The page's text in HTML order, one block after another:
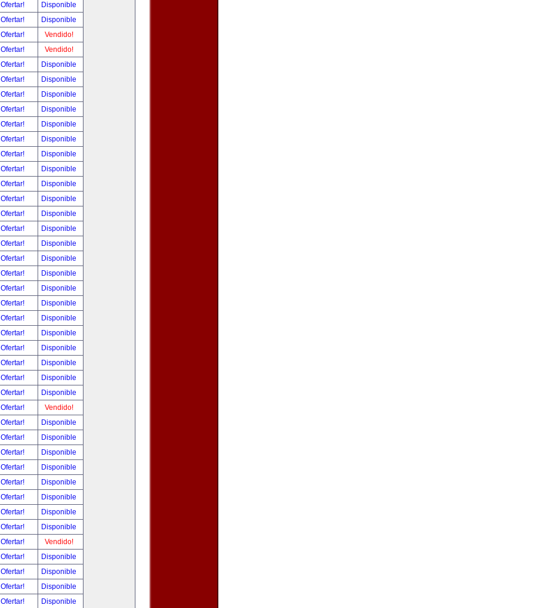
Ofertar!
Disponible
Ofertar!
Disponible
Ofertar!
Vendido!
Ofertar!
Vendido!
Ofertar!
Disponible
Ofertar!
Disponible
Ofertar!
Disponible
Ofertar!
Disponible
Ofertar!
Disponible
Ofertar!
Disponible
Ofertar!
Disponible
Ofertar!
Disponible
Ofertar!
Disponible
Ofertar!
Disponible
Ofertar!
Disponible
Ofertar!
Disponible
Ofertar!
Disponible
Ofertar!
Disponible
Ofertar!
Disponible
Ofertar!
Disponible
Ofertar!
Disponible
Ofertar!
Disponible
Ofertar!
Disponible
Ofertar!
Disponible
Ofertar!
Disponible
Ofertar!
Disponible
Ofertar!
Disponible
Ofertar!
Vendido!
Ofertar!
Disponible
Ofertar!
Disponible
Ofertar!
Disponible
Ofertar!
Disponible
Ofertar!
Disponible
Ofertar!
Disponible
Ofertar!
Disponible
Ofertar!
Disponible
Ofertar!
Vendido!
Ofertar!
Disponible
Ofertar!
Disponible
Ofertar!
Disponible
Ofertar! Disponible